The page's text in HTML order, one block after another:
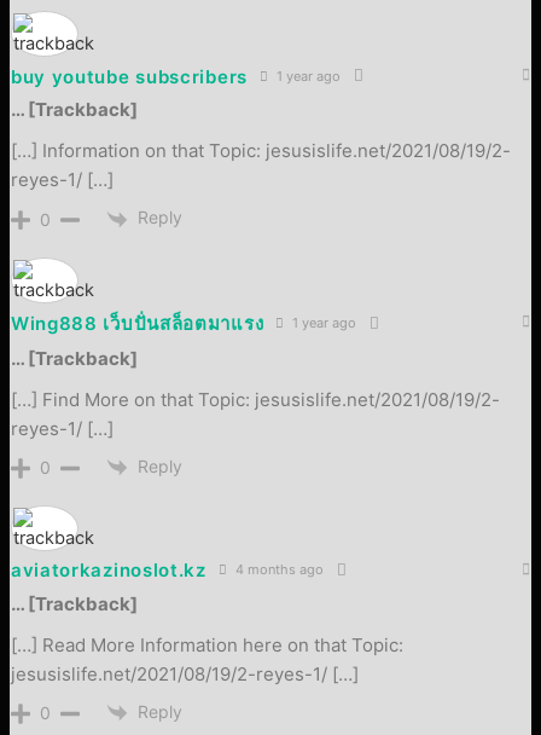
buy youtube subscribers 1 year ago
… [Trackback]
[…] Information on that Topic: jesusislife.net/2021/08/19/2-
reyes-1/ […]
0 Reply
Wing888 เว็บปั่นสล็อตมาแรง 1 year ago
… [Trackback]
[…] Find More on that Topic: jesusislife.net/2021/08/19/2-
reyes-1/ […]
0 Reply
aviatorkazinoslot.kz 4 months ago
… [Trackback]
[…] Read More Information here on that Topic:
jesusislife.net/2021/08/19/2-reyes-1/ […]
0 Reply